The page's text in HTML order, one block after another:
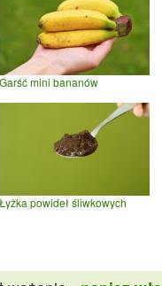
Garść mini bananów
Łyżka powideł śliwkowych